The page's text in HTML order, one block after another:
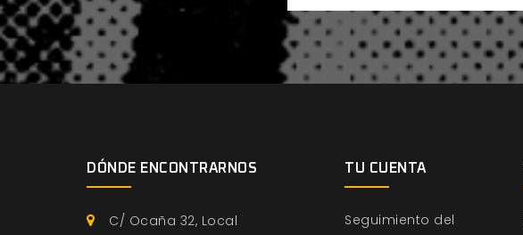
DÓNDE ENCONTRARNOS
C/ Ocaña 32, Local
TU CUENTA
Seguimiento del